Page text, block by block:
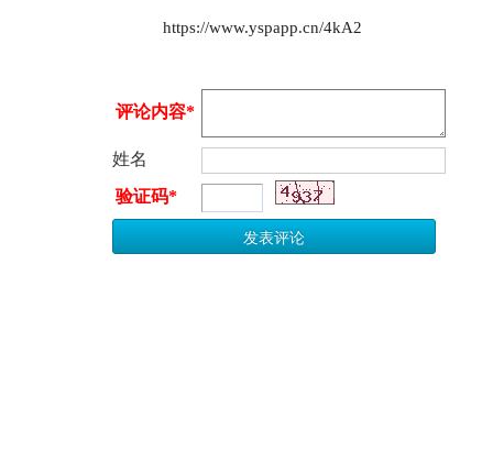
https://www.yspapp.cn/4kA2
评论内容*
姓名
验证码*